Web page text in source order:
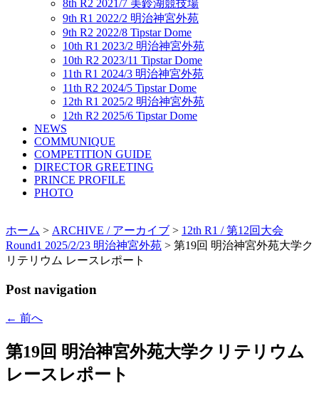
8th R2 2021/7 美鈴湖競技場
9th R1 2022/2 明治神宮外苑
9th R2 2022/8 Tipstar Dome
10th R1 2023/2 明治神宮外苑
10th R2 2023/11 Tipstar Dome
11th R1 2024/3 明治神宮外苑
11th R2 2024/5 Tipstar Dome
12th R1 2025/2 明治神宮外苑
12th R2 2025/6 Tipstar Dome
NEWS
COMMUNIQUE
COMPETITION GUIDE
DIRECTOR GREETING
PRINCE PROFILE
PHOTO
ホーム > ARCHIVE / アーカイブ > 12th R1 / 第12回大会
Round1 2025/2/23 明治神宮外苑 > 第19回 明治神宮外苑大学ク
リテリウム レースレポート
Post navigation
← 前へ
第19回 明治神宮外苑大学クリテリウム
レースレポート